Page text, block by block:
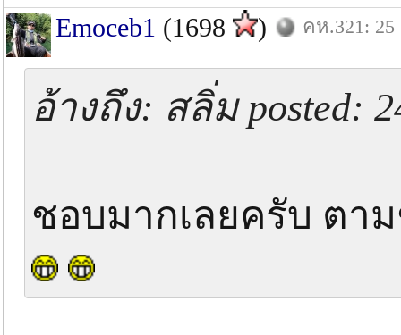
Emoceb1 (1698 ) คห.321: 25
อ้างถึง: สลิ่ม posted:
ชอบมากเลยครับ ต